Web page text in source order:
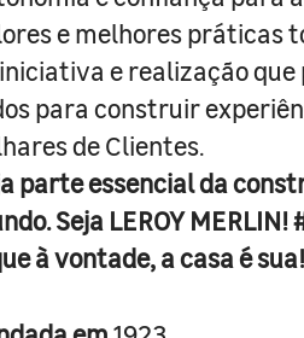
e melhores práticas
e realização
para construir
de Clientes.
parte essencial da
Seja LEROY
à vontade, a casa é sua!